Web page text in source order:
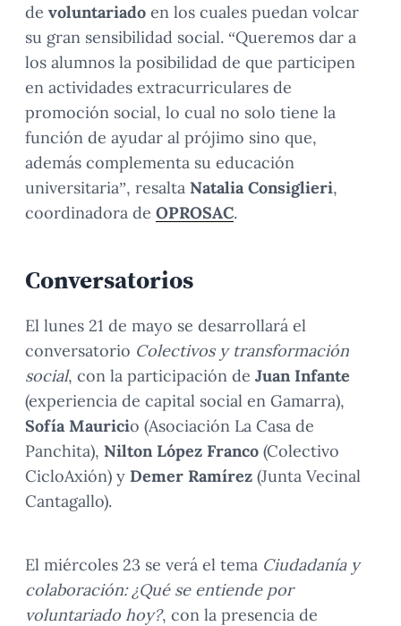
de voluntariado en los cuales puedan volcar
su gran sensibilidad social. “Queremos dar a
los alumnos la posibilidad de que participen
en actividades extracurriculares de
promoción social, lo cual no solo tiene la
función de ayudar al prójimo sino que,
además complementa su educación
universitaria”, resalta Natalia Consiglieri,
coordinadora de OPROSAC.
Conversatorios
El lunes 21 de mayo se desarrollará el
conversatorio Colectivos y transformación
social, con la participación de Juan Infante
(experiencia de capital social en Gamarra),
Sofía Mauricio (Asociación La Casa de
Panchita), Nilton López Franco (Colectivo
CicloAxión) y Demer Ramírez (Junta Vecinal
Cantagallo).
El miércoles 23 se verá el tema Ciudadanía y
colaboración: ¿Qué se entiende por
voluntariado hoy?, con la presencia de